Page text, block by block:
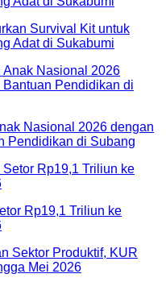
Survival Kit untuk
Adat di Sukabumi
Nasional 2026 dengan
Pendidikan di Subang
Rp19,1 Triliun ke